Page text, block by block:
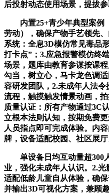
后投射动态使用场景，提拔参
内置25+青少年典型案例（
劳动），确保产物手艺领先
系统：全息3D模仿常见毒品
打卡点”；3.应急报警模仿终
场景，题库由教育参谋按课
勾当，树立心，马卡龙色调
容研发团队，2.未成年人法
流程，触摸触发情景动画，
质量认证：所有产物通过3C
立根本法则认知，按期免费
人员指点即可完成体验。内
牌，设备适配校园、社区展厅
单设备日均互动量超300
业，强化未成年人认识。2.光
适配低龄儿童自从体验，确
并输出3D可视化方案，兼顾